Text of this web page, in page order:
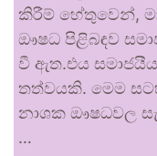
කිරීම් හේතුවෙන්,
ඖෂධ පිළිබඳව
වී ඇත.එය
තත්වයකි. මෙම
නාශක ඖෂධවල
…